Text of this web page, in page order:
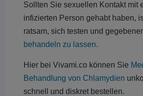
Sollten Sie sexuellen Kontakt mit
infizierten Person gehabt haben,
ratsam, sich testen und
behandeln zu lassen.
Hier bei Vivami.co können Sie
Behandlung von Chlamydien
schnell und diskret bestellen.